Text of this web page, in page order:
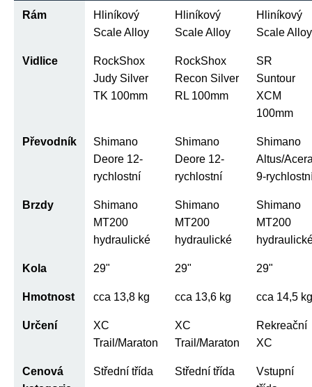
Rám
Hliníkový
Scale Alloy
Hliníkový
Scale Alloy
Hliníkový
Scale Alloy
Vidlice
RockShox
Judy Silver
TK 100mm
RockShox
Recon Silver
RL 100mm
SR
Suntour
XCM
100mm
Převodník
Shimano
Deore 12-
rychlostní
Shimano
Deore 12-
rychlostní
Shimano
Altus/
9-
Brzdy
Shimano
MT200
hydraulické
Shimano
MT200
hydraulické
Shimano
MT200
Kola 29" 29" 29"
Hmotnost cca 13,8 kg cca 13,6 kg cca 14,5 kg
Určení
XC
Trail/Maraton
XC
Trail/Maraton
Rekreační
XC
Cenová
Střední třída Střední třída
Vstupní